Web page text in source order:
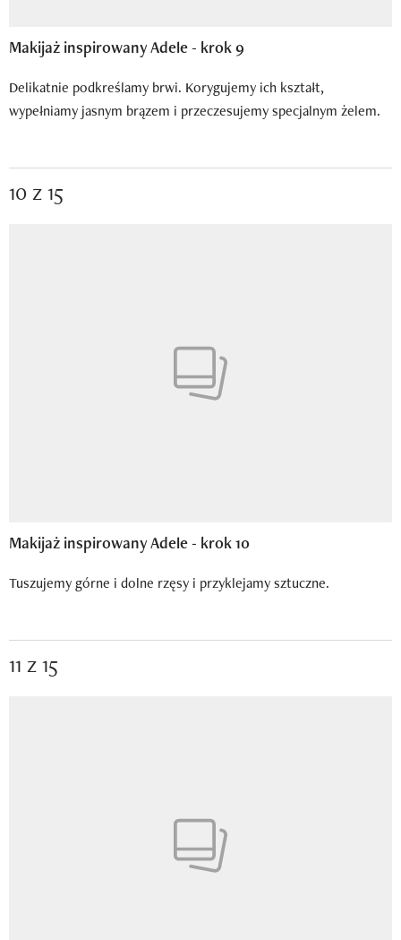
Makijaż inspirowany Adele - krok 9
Delikatnie podkreślamy brwi. Korygujemy ich kształt,
wypełniamy jasnym brązem i przeczesujemy specjalnym żelem.
10 z 15
Makijaż inspirowany Adele - krok 10
Tuszujemy górne i dolne rzęsy i przyklejamy sztuczne.
11 z 15